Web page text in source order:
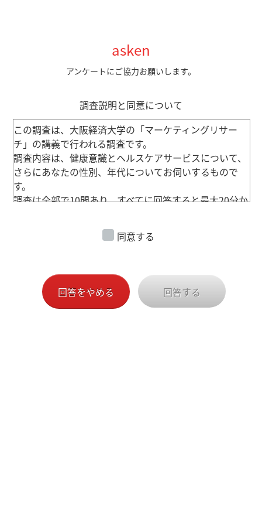
asken
アンケートにご協力お願いします。
調査説明と同意について
この調査は、大阪経済大学の「マーケティングリサー
チ」の講義で行われる調査です。
調査内容は、健康意識とヘルスケアサービスについて、
さらにあなたの性別、年代についてお伺いするもので
す。
調査は全部で10問あり、すべてに回答すると最大20分か
得られたデータは、統計的に処理され、個人が特定され
る形で公開されることはありませんが、
これらの説明を読んで、内容に同意し、回答に協力する
場合には、同意するをお選びの上「回答する」ボタンを
押して回答にご協力ください。
同意する
回答をやめる 回答する